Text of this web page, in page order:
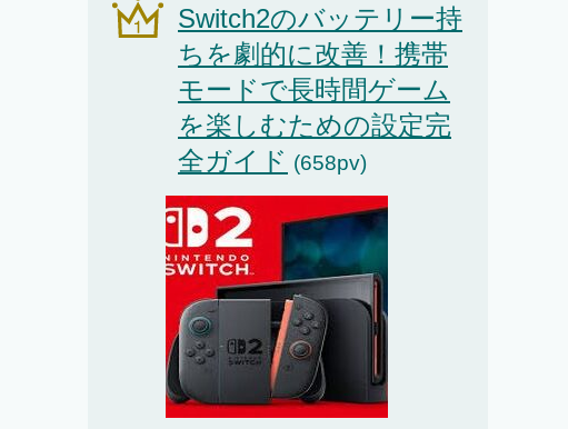
Switch2のバッテリー持
ちを劇的に改善！携帯
モードで長時間ゲーム
を楽しむための設定完
全ガイド (658pv)